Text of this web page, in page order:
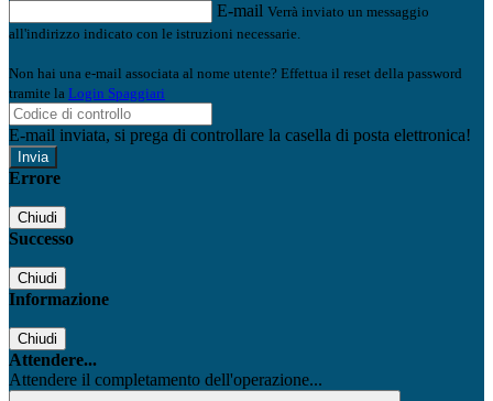
E-mail Verrà inviato un messaggio
all'indirizzo indicato con le istruzioni necessarie.
Non hai una e-mail associata al nome utente? Effettua il reset della password
tramite la Login Spaggiari
E-mail inviata, si prega di controllare la casella di posta elettronica!
Errore
Chiudi
Successo
Chiudi
Informazione
Chiudi
Attendere...
Attendere il completamento dell'operazione...